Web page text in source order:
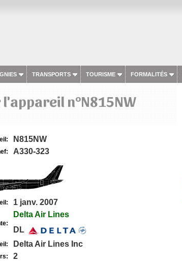
TRANSPORTS TOURISME FORMALITÉS
n°N815NW
N815NW
A330-323
1 janv. 2007
Delta Air Lines
DL
Delta Air Lines Inc
2